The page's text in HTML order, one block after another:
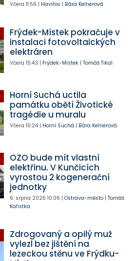
Včera 11:56 | Havířov| Bára Kelnerová
Frýdek-Místek pokračuje v
instalaci fotovoltaických
elektráren
Včera 15:43 | Frýdek-Místek| Tomáš Tikal
Horní Suchá uctila
památku obětí Životické
tragédie u muralu
Včera 10:24| Horní Suchá | Bára Kelnerová
OZO bude mít vlastní
elektřinu. V Kunčicích
vyrostou 2 kogenerační
jednotky
6. srpna 2026 10:06 | Ostrava-město| Tomáš
Kořistka
Zdrogovaný a opilý muž
vylezl bez jištění na
lezeckou stěnu ve Frýdku-